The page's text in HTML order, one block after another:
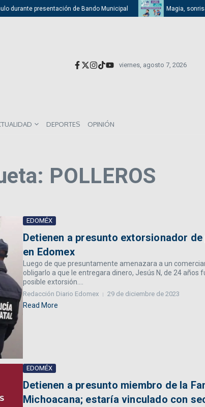
presentación de Bando Municipal Magia, sonrisas
viernes, agosto 7, 2026
DEPORTES OPINIÓN
POLLEROS
EDOMÉX
Detienen a presunto extorsionador
en Edomex
Luego de que presuntamente amenazara a un
obligarlo a que le entregara dinero, Jesús N, de 24 años
posible extorsión....
Redacción Diario Edomex 29 de diciembre de 2023
Read More
EDOMÉX
Detienen a presunto miembro de la
Michoacana; estaría vinculado con